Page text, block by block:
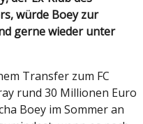
würde Boey zur
gerne wieder unter
Transfer zum FC
rund 30 Millionen Euro
Boey im Sommer an